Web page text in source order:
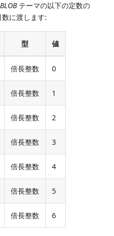
BLOBテーマの以下の定数の
数に渡します:
型 値
倍長整数 0
倍長整数 1
倍長整数 2
倍長整数 3
倍長整数 4
倍長整数 5
倍長整数 6